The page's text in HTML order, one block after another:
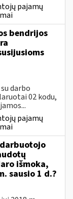
pajamų
bendrijos
darbo
02 kodu,
pajamų
išmoka,
sausio 1 d.?